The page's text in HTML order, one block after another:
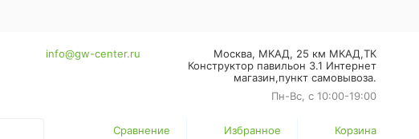
info@gw-center.ru
Москва, МКАД, 25 км МКАД,ТК
Конструктор павильон З.1 Интернет
магазин,пункт самовывоза.
Пн-Вс, с 10:00-19:00
Сравнение Избранное Корзина